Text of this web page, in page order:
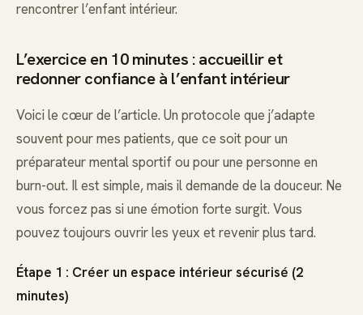
rencontrer l’enfant intérieur.
L’exercice en 10 minutes : accueillir et
redonner confiance à l’enfant intérieur
Voici le cœur de l’article. Un protocole que j’adapte
souvent pour mes patients, que ce soit pour un
préparateur mental sportif ou pour une personne en
burn-out. Il est simple, mais il demande de la douceur. Ne
vous forcez pas si une émotion forte surgit. Vous
pouvez toujours ouvrir les yeux et revenir plus tard.
Étape 1 : Créer un espace intérieur sécurisé (2
minutes)